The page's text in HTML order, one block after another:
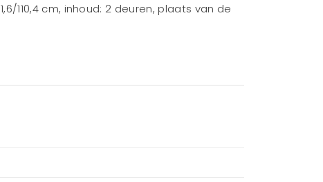
110,4 cm, inhoud: 2 deuren, plaats van de